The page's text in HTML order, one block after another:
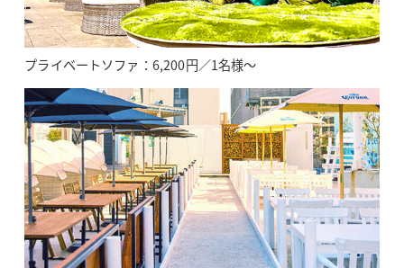
プライベートソファ：6,200円／1名様～